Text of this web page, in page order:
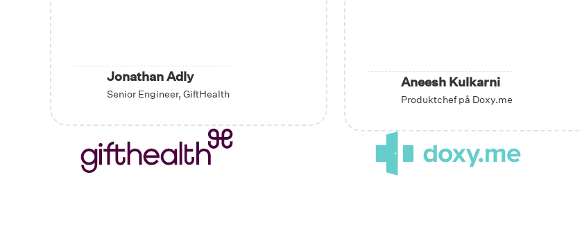
Jonathan Adly
Senior Engineer, GiftHealth
Aneesh Kulkarni
Produktchef på Doxy.me